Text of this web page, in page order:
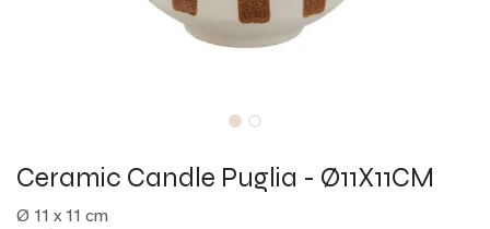
Ceramic Candle Puglia - Ø11X11CM
Ø 11 x 11 cm